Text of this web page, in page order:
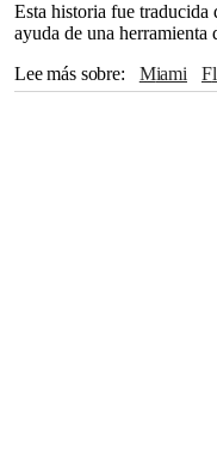
Esta historia fue
ayuda de una
Lee más sobre
Miami